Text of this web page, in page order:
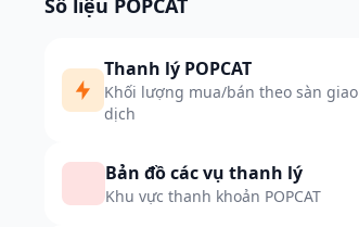
Số liệu POPCAT
Thanh lý POPCAT
Khối lượng mua/bán theo sàn giao
dịch
Bản đồ các vụ thanh lý
Khu vực thanh khoản POPCAT